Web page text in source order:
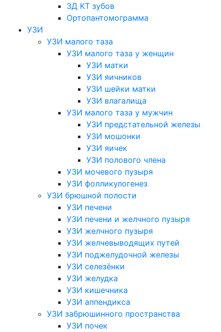
3Д КТ зубов
Ортопантомограмма
УЗИ
УЗИ малого таза
УЗИ малого таза у женщин
УЗИ матки
УЗИ яичников
УЗИ шейки матки
УЗИ влагалища
УЗИ малого таза у мужчин
УЗИ предстательной железы
УЗИ мошонки
УЗИ яичек
УЗИ полового члена
УЗИ мочевого пузыря
УЗИ фолликулогенез
УЗИ брюшной полости
УЗИ печени
УЗИ печени и желчного пузыря
УЗИ желчного пузыря
УЗИ желчевыводящих путей
УЗИ поджелудочной железы
УЗИ селезёнки
УЗИ желудка
УЗИ кишечника
УЗИ аппендикса
УЗИ забрюшинного пространства
УЗИ почек